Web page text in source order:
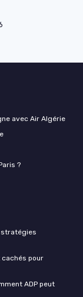
avec Air Algérie
?
stratégies
cachés pour
ADP peut